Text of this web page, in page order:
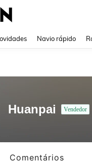
Navio rápido
Huanpai Vendedor
Comentários